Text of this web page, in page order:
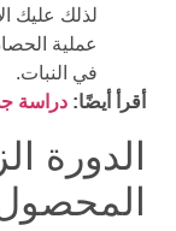
لذلك عليك
عملية
في النبات.
أقرأ أيضًا: دراسة
الدورة